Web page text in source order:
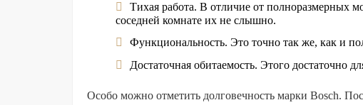
Тихая работа. В отличие от полноразмерных
соседней комнате их не слышно.
Функциональность. Это точно так же, как и
Достаточная обитаемость. Этого достаточно
Особо можно отметить долговечность марки Bosch.